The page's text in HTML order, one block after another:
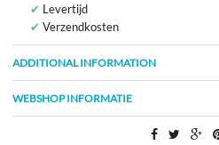
Levertijd
Verzendkosten
ADDITIONAL INFORMATION
WEBSHOP INFORMATIE